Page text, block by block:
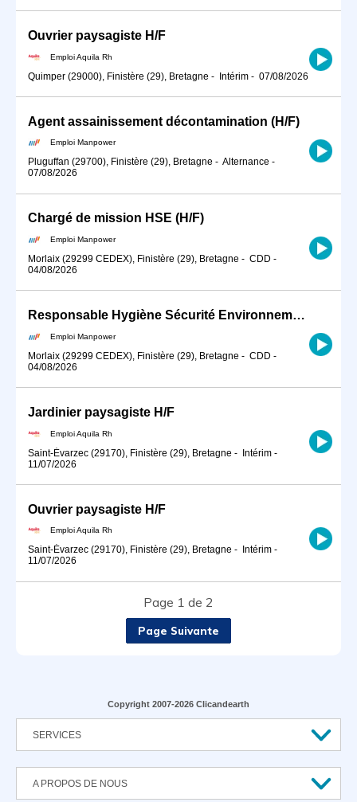
Ouvrier paysagiste H/F
Emploi Aquila Rh
Quimper (29000), Finistère (29), Bretagne - Intérim - 07/08/2026
Agent assainissement décontamination (H/F)
Emploi Manpower
Pluguffan (29700), Finistère (29), Bretagne - Alternance -
07/08/2026
Chargé de mission HSE (H/F)
Emploi Manpower
Morlaix (29299 CEDEX), Finistère (29), Bretagne - CDD -
04/08/2026
Responsable Hygiène Sécurité Environnement (H/F)
Emploi Manpower
Morlaix (29299 CEDEX), Finistère (29), Bretagne - CDD -
04/08/2026
Jardinier paysagiste H/F
Emploi Aquila Rh
Saint-Évarzec (29170), Finistère (29), Bretagne - Intérim -
11/07/2026
Ouvrier paysagiste H/F
Emploi Aquila Rh
Saint-Évarzec (29170), Finistère (29), Bretagne - Intérim -
11/07/2026
Page 1 de 2
Page Suivante
Copyright 2007-2026 Clicandearth
SERVICES
A PROPOS DE NOUS